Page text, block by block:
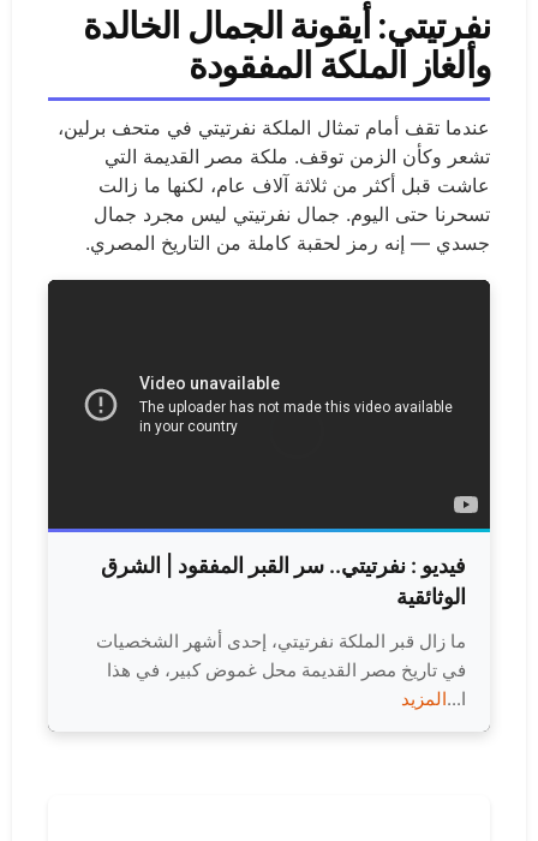
نفرتيتي: أيقونة الجمال الخالدة
وألغاز الملكة المفقودة
عندما تقف أمام تمثال الملكة نفرتيتي في متحف برلين،
تشعر وكأن الزمن توقف. ملكة مصر القديمة التي
عاشت قبل أكثر من ثلاثة آلاف عام، لكنها ما زالت
تسحرنا حتى اليوم. جمال نفرتيتي ليس مجرد جمال
جسدي — إنه رمز لحقبة كاملة من التاريخ المصري.
فيديو : نفرتيتي.. سر القبر المفقود | الشرق
الوثائقية
ما زال قبر الملكة نفرتيتي، إحدى أشهر الشخصيات
في تاريخ مصر القديمة محل غموض كبير، في هذا
ا...المزيد